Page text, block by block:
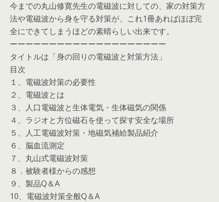
今までの丸山修寛先生の電磁波に対しての、家の対策方
法や電磁波から身を守る対策が、これ1冊あればほぼ完
全にできてしまうほどの素晴らしい出来です。
ーーーーーーーーーーーーーーーーーーーー
タイトルは「身の回りの電磁波と対策方法」
目次
１、電磁波対策の必要性
２、電磁波とは
３、人口電磁波と生体電気・生体磁気の関係
４、ラジオと方位磁石を使って探す安全な場所
５、人工電磁波対策・地磁気補給製品紹介
６、脳血流測定
７、丸山式電磁波対策
８．被験者様からの感想
９、製品Q＆A
10、電磁波対策全般Q＆A